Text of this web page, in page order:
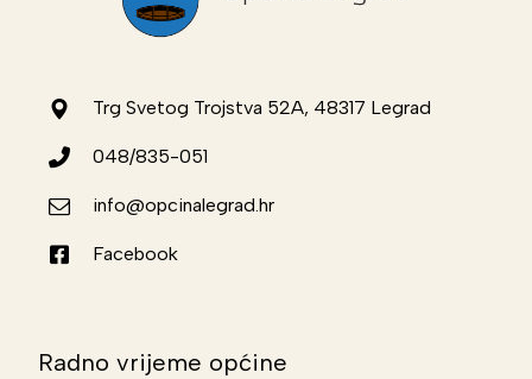
Trg Svetog Trojstva 52A, 48317 Legrad
048/835-051
info@opcinalegrad.hr
Facebook
Radno vrijeme općine